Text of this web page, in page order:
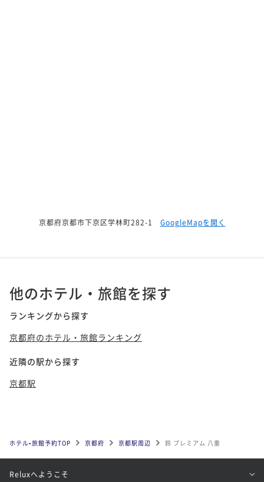
京都府京都市下京区学林町282-1 GoogleMapを開く
他のホテル・旅館を探す
ランキングから探す
京都府のホテル・旅館ランキング
近隣の駅から探す
京都駅
ホテル•旅館予約TOP 京都府 京都駅周辺 鈴 プレミアム 八重
Reluxへようこそ